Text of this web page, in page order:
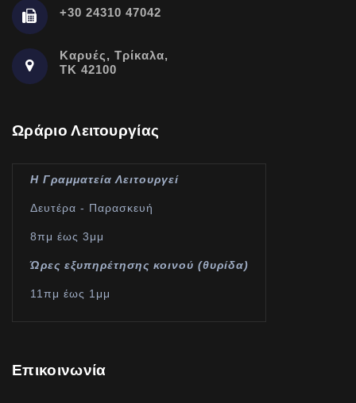
+30 24310 47042
Καρυές, Τρίκαλα,
ΤΚ 42100
Ωράριο Λειτουργίας
Η Γραμματεία Λειτουργεί
Δευτέρα - Παρασκευή
8πμ έως 3μμ
Ώρες εξυπηρέτησης κοινού (θυρίδα)
11πμ έως 1μμ
Επικοινωνία